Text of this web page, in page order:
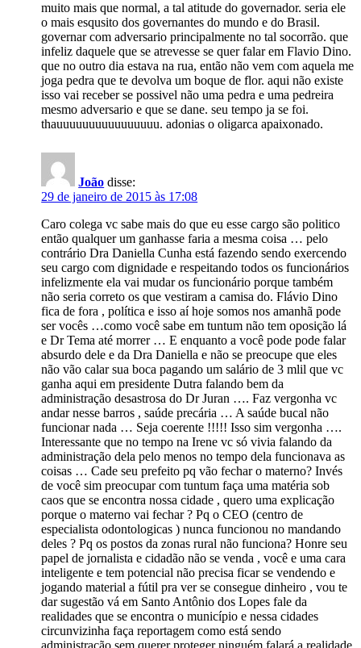
muito mais que normal, a tal atitude do governador. seria ele
o mais esqusito dos governantes do mundo e do Brasil.
governar com adversario principalmente no tal socorrão. que
infeliz daquele que se atrevesse se quer falar em Flavio Dino.
que no outro dia estava na rua, então não vem com aquela me
joga pedra que te devolva um boque de flor. aqui não existe
isso vai receber se possivel não uma pedra e uma pedreira
mesmo adversario e que se dane. seu tempo ja se foi.
thauuuuuuuuuuuuuuuu. adonias o oligarca apaixonado.
João disse:
29 de janeiro de 2015 às 17:08
Caro colega vc sabe mais do que eu esse cargo são politico
então qualquer um ganhasse faria a mesma coisa … pelo
contrário Dra Daniella Cunha está fazendo sendo exercendo
seu cargo com dignidade e respeitando todos os funcionários
infelizmente ela vai mudar os funcionário porque também
não seria correto os que vestiram a camisa do. Flávio Dino
fica de fora , política e isso aí hoje somos nos amanhã pode
ser vocês …como você sabe em tuntum não tem oposição lá
e Dr Tema até morrer … E enquanto a você pode pode falar
absurdo dele e da Dra Daniella e não se preocupe que eles
não vão calar sua boca pagando um salário de 3 mlil que vc
ganha aqui em presidente Dutra falando bem da
administração desastrosa do Dr Juran …. Faz vergonha vc
andar nesse barros , saúde precária … A saúde bucal não
funcionar nada … Seja coerente !!!!! Isso sim vergonha ….
Interessante que no tempo na Irene vc só vivia falando da
administração dela pelo menos no tempo dela funcionava as
coisas … Cade seu prefeito pq vão fechar o materno? Invés
de você sim preocupar com tuntum faça uma matéria sob
caos que se encontra nossa cidade , quero uma explicação
porque o materno vai fechar ? Pq o CEO (centro de
especialista odontologicas ) nunca funcionou no mandando
deles ? Pq os postos da zonas rural não funciona? Honre seu
papel de jornalista e cidadão não se venda , você e uma cara
inteligente e tem potencial não precisa ficar se vendendo e
jogando material a fútil pra ver se consegue dinheiro , vou te
dar sugestão vá em Santo Antônio dos Lopes fale da
realidades que se encontra o município e nessa cidades
circunvizinha faça reportagem como está sendo
administração sem querer proteger ninguém falará a realidade